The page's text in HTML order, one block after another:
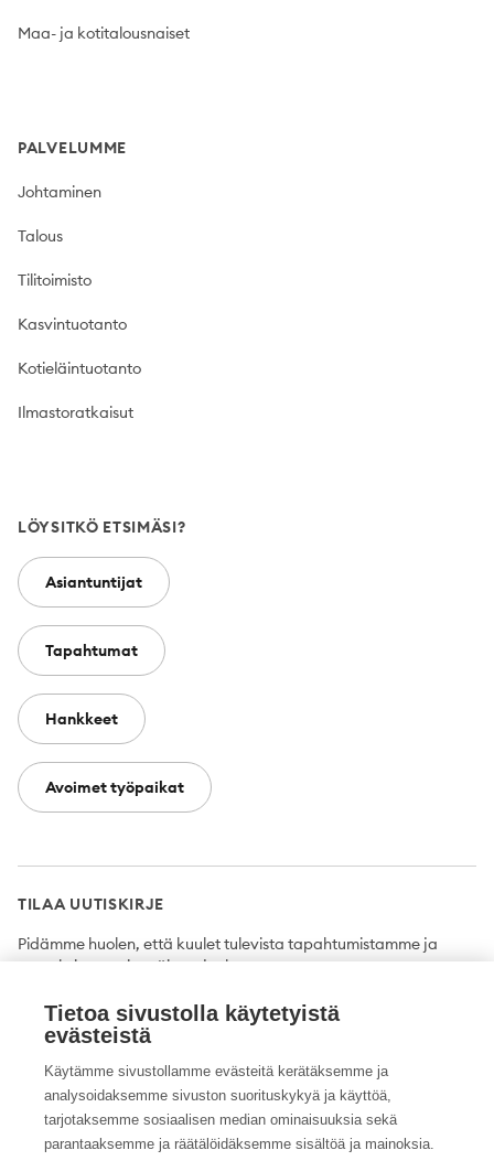
Maa- ja kotitalousnaiset
PALVELUMME
Johtaminen
Talous
Tilitoimisto
Kasvintuotanto
Kotieläintuotanto
Ilmastoratkaisut
LÖYSITKÖ ETSIMÄSI?
Asiantuntijat
Tapahtumat
Hankkeet
Avoimet työpaikat
TILAA UUTISKIRJE
Pidämme huolen, että kuulet tulevista tapahtumistamme ja
uutuuksista ensimmäisten joukossa.
Tilaa
Twitter FacebookYouTubeInstagramLinkedIn
Tietoa sivustolla käytetyistä
evästeistä
Käytämme sivustollamme evästeitä kerätäksemme ja
analysoidaksemme sivuston suorituskykyä ja käyttöä,
tarjotaksemme sosiaalisen median ominaisuuksia sekä
parantaaksemme ja räätälöidäksemme sisältöä ja mainoksia.